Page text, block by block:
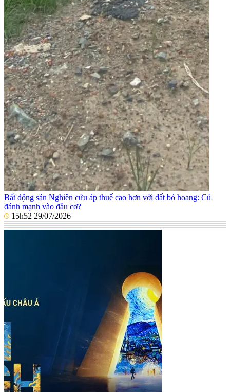
Bất động sản Nghiên cứu áp thuế cao hơn với đất bỏ hoang: Cú
đánh mạnh vào đầu cơ?
15h52 29/07/2026